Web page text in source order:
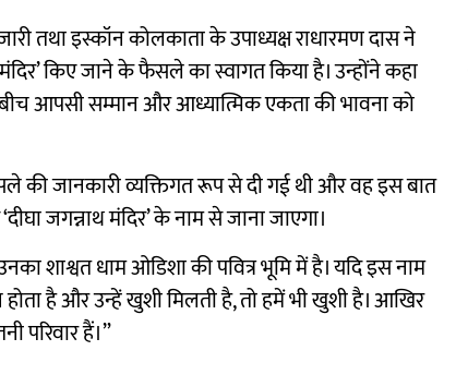
तथा इस्कॉन कोलकाता के उपाध्यक्ष राधारमण दास ने
किए जाने के फैसले का स्वागत किया है। उन्होंने कहा
आपसी सम्मान और आध्यात्मिक एकता की भावना को
की जानकारी व्यक्तिगत रूप से दी गई थी और वह इस बात
जगन्नाथ मंदिर’ के नाम से जाना जाएगा।
शाश्वत धाम ओडिशा की पवित्र भूमि में है। यदि इस नाम
है और उन्हें खुशी मिलती है, तो हमें भी खुशी है। आखिर
परिवार हैं।”